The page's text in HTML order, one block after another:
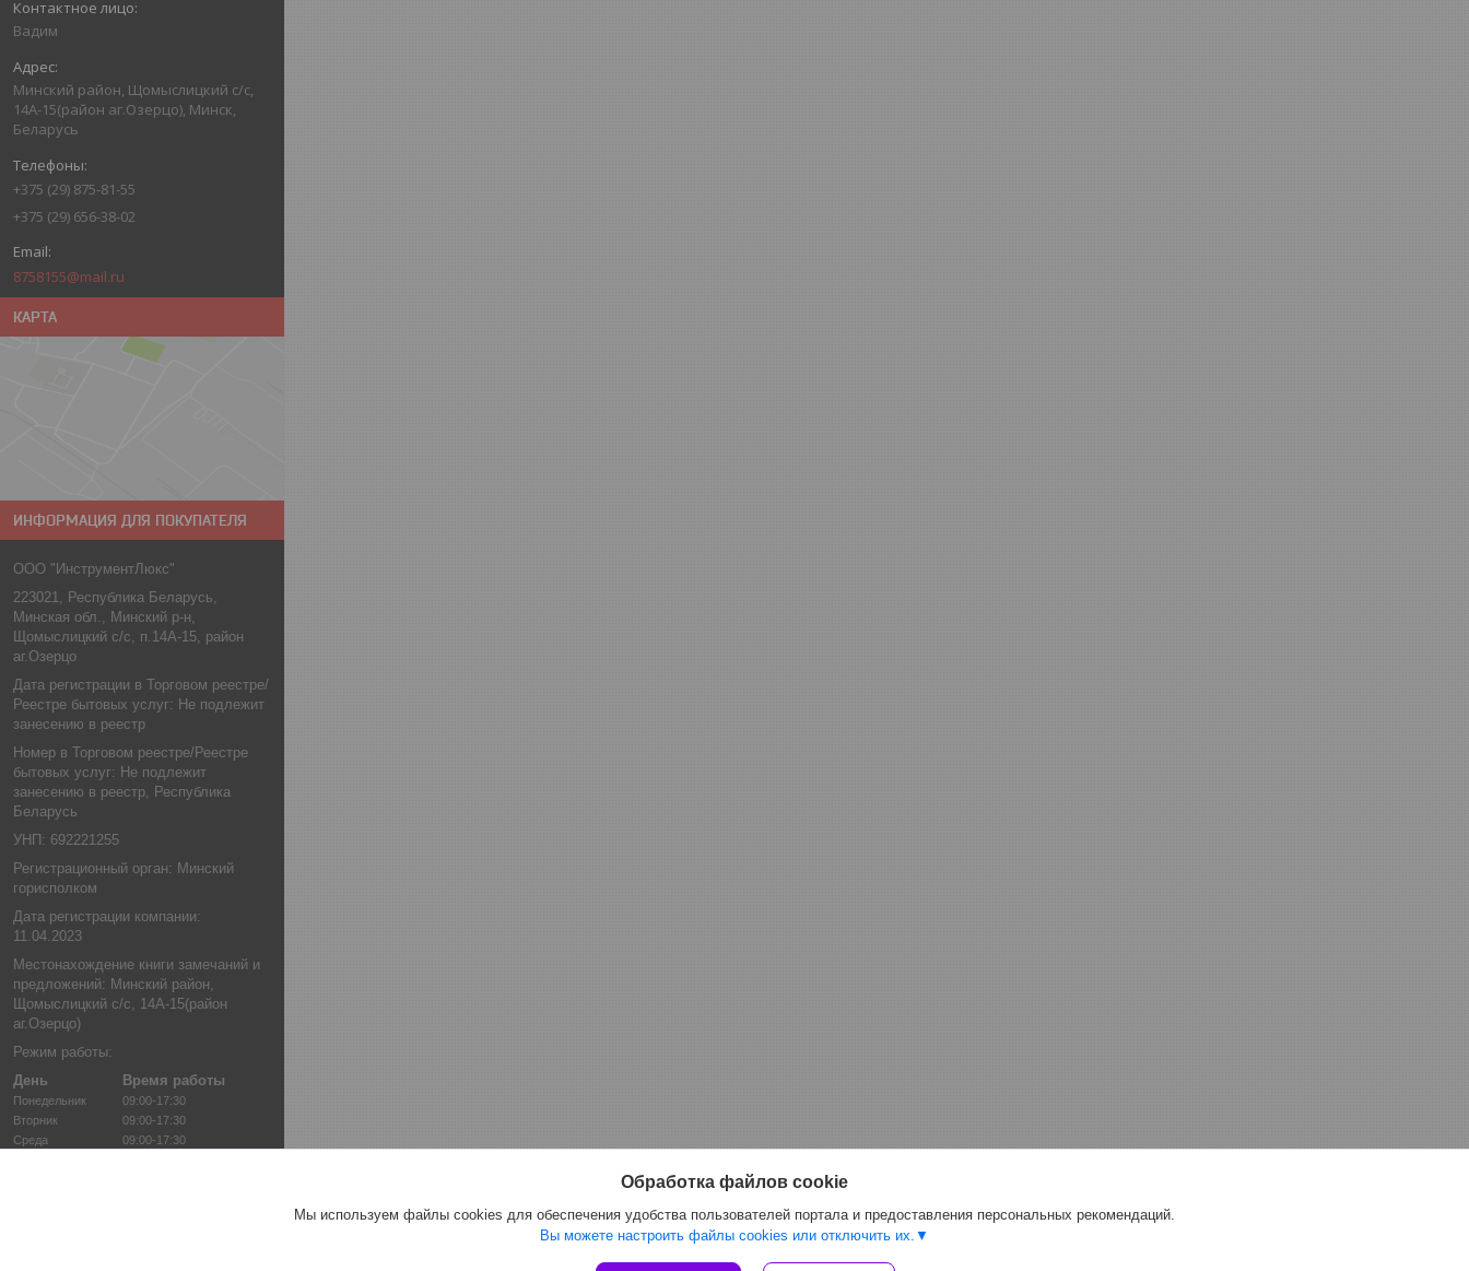
Вадим
Минский район, Щомыслицкий с/с,
14А-15(район аг.Озерцо), Минск,
Беларусь
+375 (29) 875-81-55
+375 (29) 656-38-02
8758155@mail.ru
КАРТА
ИНФОРМАЦИЯ ДЛЯ ПОКУПАТЕЛЯ
ООО "ИнструментЛюкс"
223021, Республика Беларусь,
Минская обл., Минский р-н,
Щомыслицкий с/с, п.14А-15, район
аг.Озерцо
Дата регистрации в Торговом реестре/
Реестре бытовых услуг: Не подлежит
занесению в реестр
Номер в Торговом реестре/Реестре
бытовых услуг: Не подлежит
занесению в реестр, Республика
Беларусь
УНП: 692221255
Регистрационный орган: Минский
горисполком
Дата регистрации компании:
11.04.2023
Местонахождение книги замечаний и
предложений: Минский район,
Щомыслицкий с/с, 14А-15(район
аг.Озерцо)
Режим работы:
День
Время работы
Понедельник
09:00-17:30
Вторник
09:00-17:30
Среда
09:00-17:30
Обработка файлов cookie
Мы используем файлы cookies для обеспечения удобства пользователей портала и предоставления персональных рекомендаций.
Вы можете настроить файлы cookies или отключить их.